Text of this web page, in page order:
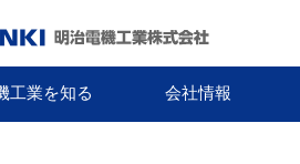
工業を知る 会社情報